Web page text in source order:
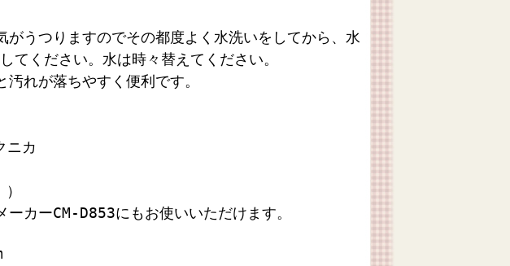
うつりますのでその都度よく水洗いをしてから、水
てください。水は時々替えてください。
れが落ちやすく便利です。
カ
カーCM-D853にもお使いいただけます。